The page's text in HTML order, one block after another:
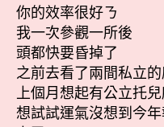
你的效率很好ㄋ
我一次參觀一所後
頭都快要昏掉了
之前去看了兩間私立
上個月想起有公立托
想試試運氣沒想到今